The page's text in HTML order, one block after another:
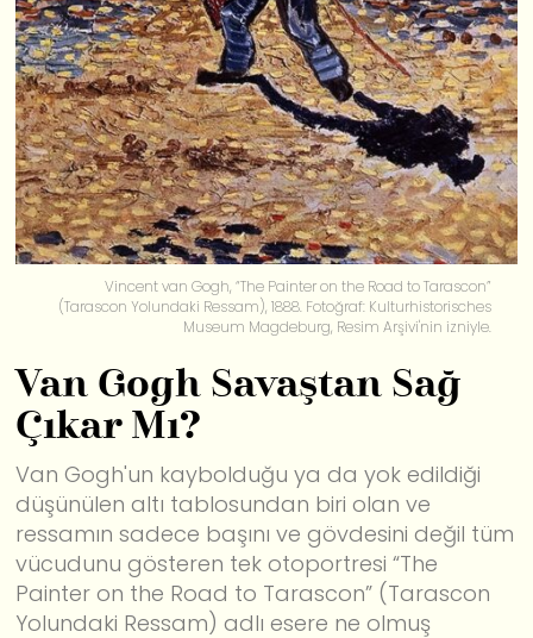
Vincent van Gogh, “The Painter on the Road to Tarascon”
(Tarascon Yolundaki Ressam), 1888. Fotoğraf: Kulturhistorisches
Museum Magdeburg, Resim Arşivi'nin izniyle.
Van Gogh Savaştan Sağ
Çıkar Mı?
Van Gogh'un kaybolduğu ya da yok edildiği
düşünülen altı tablosundan biri olan ve
ressamın sadece başını ve gövdesini değil tüm
vücudunu gösteren tek otoportresi “The
Painter on the Road to Tarascon” (Tarascon
Yolundaki Ressam) adlı esere ne olmuş